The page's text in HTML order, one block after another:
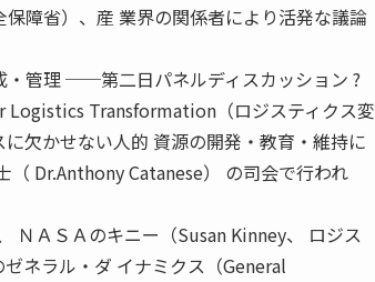
保障省）、産 業界の関係者により活発な議論
・管理 ──第二日パネルディスカッション ?
Transformation（ロジスティクス変
欠かせない人的 資源の開発・教育・維持に
Dr.Anthony Catanese） の司会で行われ
ＮＡＳＡのキニー（Susan Kinney、 ロジス
ネラル・ダ イナミクス（General